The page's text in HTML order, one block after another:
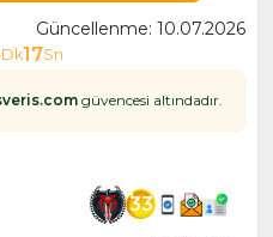
Güncellenme: 10.07.2026
Dk16Sn
güvencesi altındadır.
33